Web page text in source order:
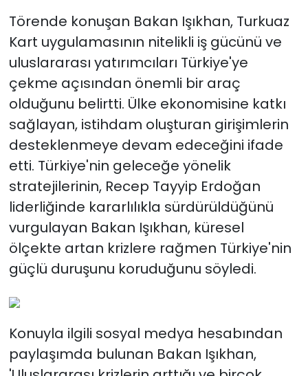
Törende konuşan Bakan Işıkhan, Turkuaz
Kart uygulamasının nitelikli iş gücünü ve
uluslararası yatırımcıları Türkiye'ye
çekme açısından önemli bir araç
olduğunu belirtti. Ülke ekonomisine katkı
sağlayan, istihdam oluşturan girişimlerin
desteklenmeye devam edeceğini ifade
etti. Türkiye'nin geleceğe yönelik
stratejilerinin, Recep Tayyip Erdoğan
liderliğinde kararlılıkla sürdürüldüğünü
vurgulayan Bakan Işıkhan, küresel
ölçekte artan krizlere rağmen Türkiye'nin
güçlü duruşunu koruduğunu söyledi.
Konuyla ilgili sosyal medya hesabından
paylaşımda bulunan Bakan Işıkhan,